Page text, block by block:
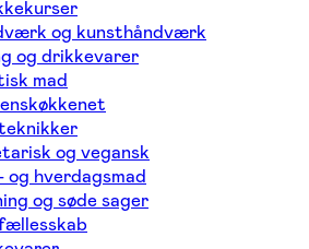
og kunsthåndværk
og drikkevarer
mad
og vegansk
og hverdagsmad
og søde sager